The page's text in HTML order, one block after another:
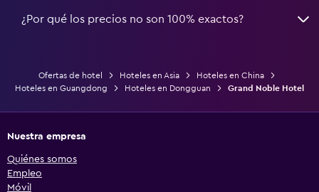
¿Por qué los precios no son 100% exactos?
Ofertas de hotel Hoteles en Asia
Hoteles en China
Hoteles en Guangdong
Hoteles en Dongguan Grand Noble Hotel
Nuestra empresa
Quiénes somos
Empleo
Móvil